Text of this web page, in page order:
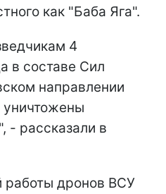
как "Баба Яга".
4
в составе Сил
направлении
- рассказали в
работы дронов ВСУ